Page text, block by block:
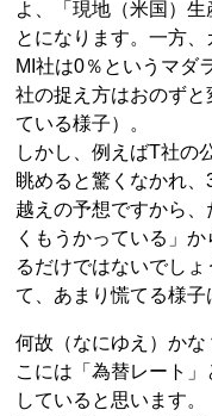
よ、「現地（米国）
とになります。一方、
MI社は0％というマダ
社の捉え方はおのず
ている様子）。
しかし、例えばT社の
眺めると驚くなかれ
越えの予想ですから
くもうかっている」
るだけではないでし
て、あまり慌てる様子
何故（なにゆえ）かな
こには「為替レート
していると思います。